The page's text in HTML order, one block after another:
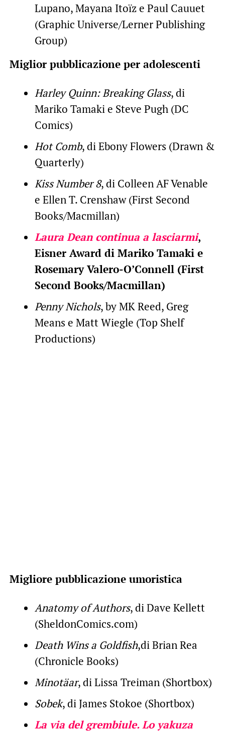
Lupano, Mayana Itoïz e Paul Cauuet
(Graphic Universe/Lerner Publishing
Group)
Miglior pubblicazione per adolescenti
Harley Quinn: Breaking Glass, di
Mariko Tamaki e Steve Pugh (DC
Comics)
Hot Comb, di Ebony Flowers (Drawn &
Quarterly)
Kiss Number 8, di Colleen AF Venable
e Ellen T. Crenshaw (First Second
Books/Macmillan)
Laura Dean continua a lasciarmi,
Eisner Award di Mariko Tamaki e
Rosemary Valero-O’Connell (First
Second Books/Macmillan)
Penny Nichols, by MK Reed, Greg
Means e Matt Wiegle (Top Shelf
Productions)
Migliore pubblicazione umoristica
Anatomy of Authors, di Dave Kellett
(SheldonComics.com)
Death Wins a Goldfish,di Brian Rea
(Chronicle Books)
Minotäar, di Lissa Treiman (Shortbox)
Sobek, di James Stokoe (Shortbox)
La via del grembiule. Lo yakuza